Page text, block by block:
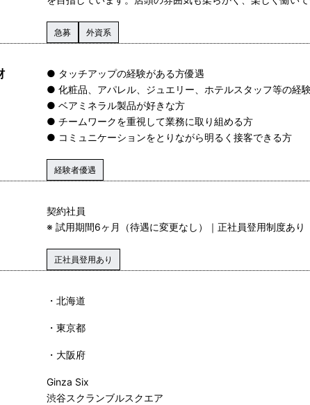
急募 外資系
● タッチアップの経験がある方優遇
● 化粧品、アパレル、ジュエリー、ホテルスタッフ等の経
● ベアミネラル製品が好きな方
● チームワークを重視して業務に取り組める方
● コミュニケーションをとりながら明るく接客できる方
経験者優遇
契約社員
※ 試用期間6ヶ月（待遇に変更なし）｜正社員登用制度あり
正社員登用あり
北海道
東京都
大阪府
Ginza Six
渋谷スクランブルスクエア